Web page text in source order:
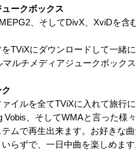
ークボックス
、そしてDivX、XviDを含
TViXにダウンロードして一緒に
ルチメディアジュークボックス
イルを全てTViXに入れて旅行
Vobis、そしてWMAと言った様
ムで再生出来ます。お好きな
らずで、一日中曲を楽しめます